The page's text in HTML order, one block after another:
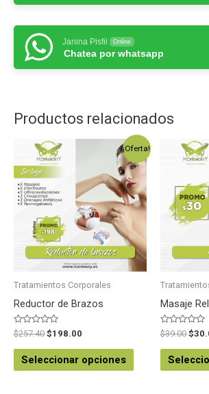
Janina Pisfil Online
Chatea por whatsapp
Productos relacionados
¡Oferta!
Tratamientos Corporales
Reductor de Brazos
Valorado
en
0
de
$257.40 $198.00
Seleccionar opciones
Masaje
Valorado
en
0
de
$39.00 $